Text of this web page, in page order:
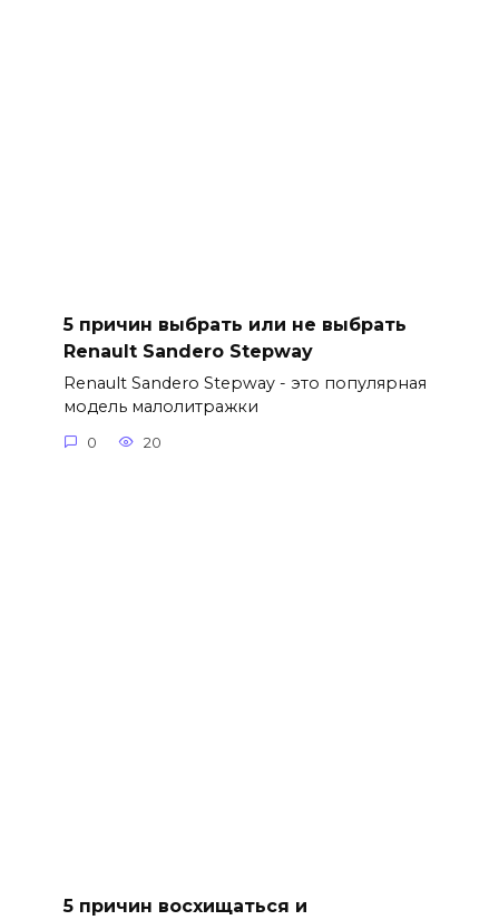
5 причин выбрать или не выбрать
Renault Sandero Stepway
Renault Sandero Stepway - это популярная
модель малолитражки
0 20
5 причин восхищаться и